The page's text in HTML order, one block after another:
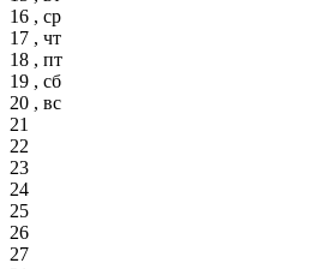
16 , ср
17 , чт
18 , пт
19 , сб
20 , вс
21
22
23
24
25
26
27